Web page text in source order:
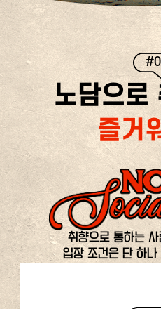
노담으로
즐거
취향으로 통하는
입장 조건은 단 하